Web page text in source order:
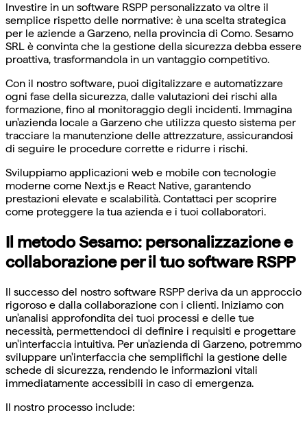
Investire in un software RSPP personalizzato va oltre il
semplice rispetto delle normative: è una scelta strategica
per le aziende a Garzeno, nella provincia di Como. Sesamo
SRL è convinta che la gestione della sicurezza debba essere
proattiva, trasformandola in un vantaggio competitivo.
Con il nostro software, puoi digitalizzare e automatizzare
ogni fase della sicurezza, dalle valutazioni dei rischi alla
formazione, fino al monitoraggio degli incidenti. Immagina
un'azienda locale a Garzeno che utilizza questo sistema per
tracciare la manutenzione delle attrezzature, assicurandosi
di seguire le procedure corrette e ridurre i rischi.
Sviluppiamo applicazioni web e mobile con tecnologie
moderne come Next.js e React Native, garantendo
prestazioni elevate e scalabilità. Contattaci per scoprire
come proteggere la tua azienda e i tuoi collaboratori.
Il metodo Sesamo: personalizzazione e
collaborazione per il tuo software RSPP
Il successo del nostro software RSPP deriva da un approccio
rigoroso e dalla collaborazione con i clienti. Iniziamo con
un'analisi approfondita dei tuoi processi e delle tue
necessità, permettendoci di definire i requisiti e progettare
un'interfaccia intuitiva. Per un'azienda di Garzeno, potremmo
sviluppare un'interfaccia che semplifichi la gestione delle
schede di sicurezza, rendendo le informazioni vitali
immediatamente accessibili in caso di emergenza.
Il nostro processo include: